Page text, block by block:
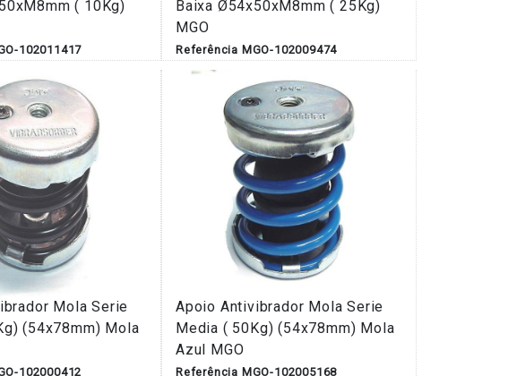
( 10Kg)
102011417
Baixa Ø54x50xM8mm ( 25Kg)
MGO
Referência MGO-102009474
Mola Serie
(54x78mm) Mola
102000412
Apoio Antivibrador Mola Serie
Media ( 50Kg) (54x78mm) Mola
Azul MGO
Referência MGO-102005168